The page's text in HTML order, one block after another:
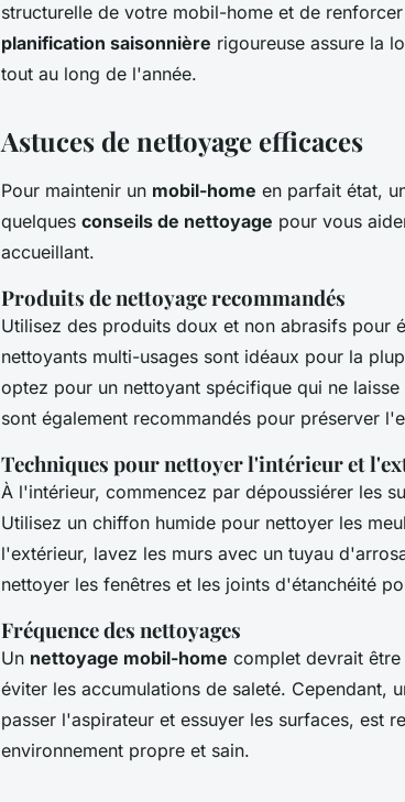
structurelle de votre mobil-home et de
planification saisonnière rigoureuse assure la
tout au long de l'année.
Astuces de nettoyage efficaces
Pour maintenir un mobil-home en parfait état,
quelques conseils de nettoyage pour vous
accueillant.
Produits de nettoyage recommandés
Utilisez des produits doux et non abrasifs pour
nettoyants multi-usages sont idéaux pour la
optez pour un nettoyant spécifique qui ne
sont également recommandés pour préserver
Techniques pour nettoyer l'intérieur et
À l'intérieur, commencez par dépoussiérer les
Utilisez un chiffon humide pour nettoyer les
l'extérieur, lavez les murs avec un tuyau
nettoyer les fenêtres et les joints d'étanchéité
Fréquence des nettoyages
Un nettoyage mobil-home complet devrait
éviter les accumulations de saleté. Cependant,
passer l'aspirateur et essuyer les surfaces, est
environnement propre et sain.